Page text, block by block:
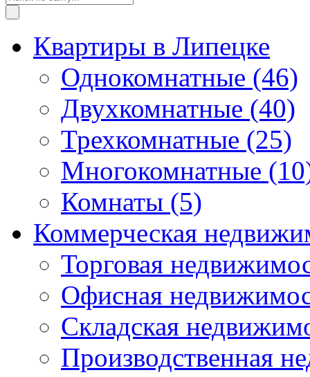
Квартиры в Липецке
Однокомнатные (46)
Двухкомнатные (40)
Трехкомнатные (25)
Многокомнатные
Комнаты (5)
Коммерческая
Торговая
Офисная
Складская
Производственная